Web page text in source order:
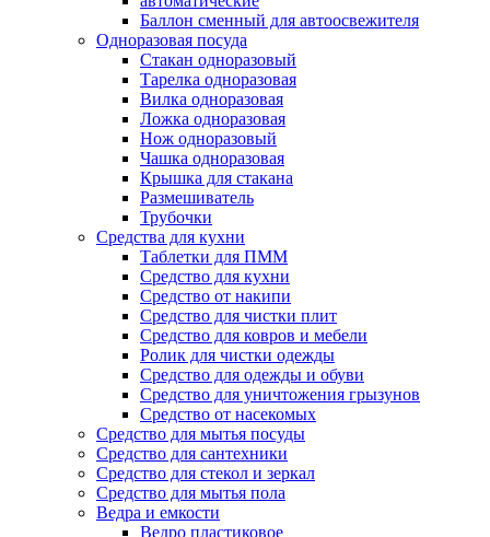
Баллон сменный для автоосвежителя
Одноразовая посуда
Стакан одноразовый
Тарелка одноразовая
Вилка одноразовая
Ложка одноразовая
Нож одноразовый
Чашка одноразовая
Крышка для стакана
Размешиватель
Трубочки
Средства для кухни
Таблетки для ПММ
Средство для кухни
Средство от накипи
Средство для чистки плит
Средство для ковров и мебели
Ролик для чистки одежды
Средство для одежды и обуви
Средство для уничтожения грызунов
Средство от насекомых
Средство для мытья посуды
Средство для сантехники
Средство для стекол и зеркал
Средство для мытья пола
Ведра и емкости
Ведро пластиковое